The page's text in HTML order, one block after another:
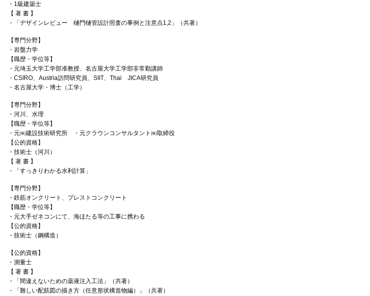
・1級建築士
【 著 書 】
・「デザインレビュー 樋門樋管設計照査の事例と注意点1,2」（共著）
【専門分野】
・岩盤力学
【職歴・学位等】
・元埼玉大学工学部准教授、名古屋大学工学部非常勤講師
・CSIRO、Austria訪問研究員、SIIT、Thai JICA研究員
・名古屋大学・博士（工学）
【専門分野】
・河川、水理
【職歴・学位等】
・元㈱建設技術研究所 ・元クラウンコンサルタント㈱取締役
【公的資格】
・技術士（河川）
【 著 書 】
・「すっきりわかる水利計算」
【専門分野】
・鉄筋オンクリート、プレストコンクリート
【職歴・学位等】
・元大手ゼネコンにて、海ほたる等の工事に携わる
【公的資格】
・技術士（鋼構造）
【公的資格】
・測量士
【 著 書 】
・「間違えないための薬液注入工法」（共著）
・「難しい配筋図の描き方（任意形状構造物編）」（共著）